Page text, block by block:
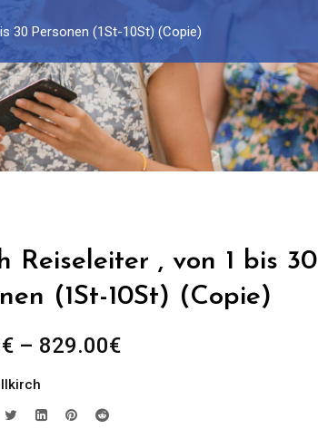
30 Personen (1St-10St) (Copie)
Reiseleiter , von 1 bis 30
(1St-10St) (Copie)
€ – 829.00€Preisspanne: